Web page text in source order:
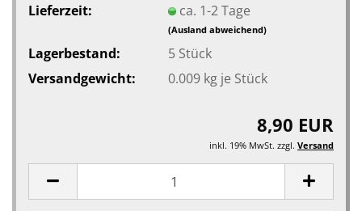
Lieferzeit: ca. 1-2 Tage
(Ausland abweichend)
Lagerbestand: 5 Stück
Versandgewicht:
0.009kg je Stück
8,90 EUR
inkl. 19% MwSt. zzgl. Versand